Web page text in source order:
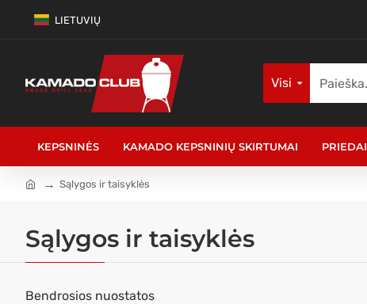
LIETUVIŲ
Visi
KEPSNINĖS KAMADO KEPSNINIŲ SKIRTUMAI PRIEDAI
Sąlygos ir taisyklės
Sąlygos ir taisyklės
Bendrosios nuostatos